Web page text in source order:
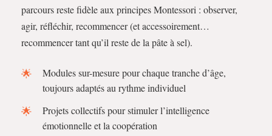
parcours reste fidèle aux principes Montessori : observer,
agir, réfléchir, recommencer (et accessoirement…
recommencer tant qu’il reste de la pâte à sel).
Modules sur-mesure pour chaque tranche d’âge,
toujours adaptés au rythme individuel
Projets collectifs pour stimuler l’intelligence
émotionnelle et la coopération